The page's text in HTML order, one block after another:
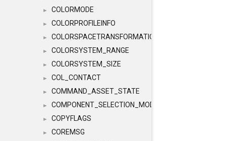
► COLORMODE
► COLORPROFILEINFO
► COLORSPACETRANSFORMATION
► COLORSYSTEM_RANGE
► COLORSYSTEM_SIZE
► COL_CONTACT
► COMMAND_ASSET_STATE
► COMPONENT_SELECTION_MODES
► COPYFLAGS
► COREMSG